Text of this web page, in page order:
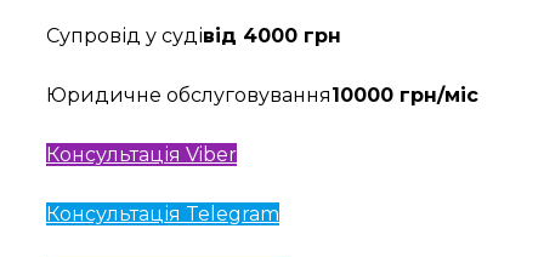
Супровід у судівід 4000 грн
Юридичне обслуговування10000 грн/міс
Консультація Viber
Консультація Telegram